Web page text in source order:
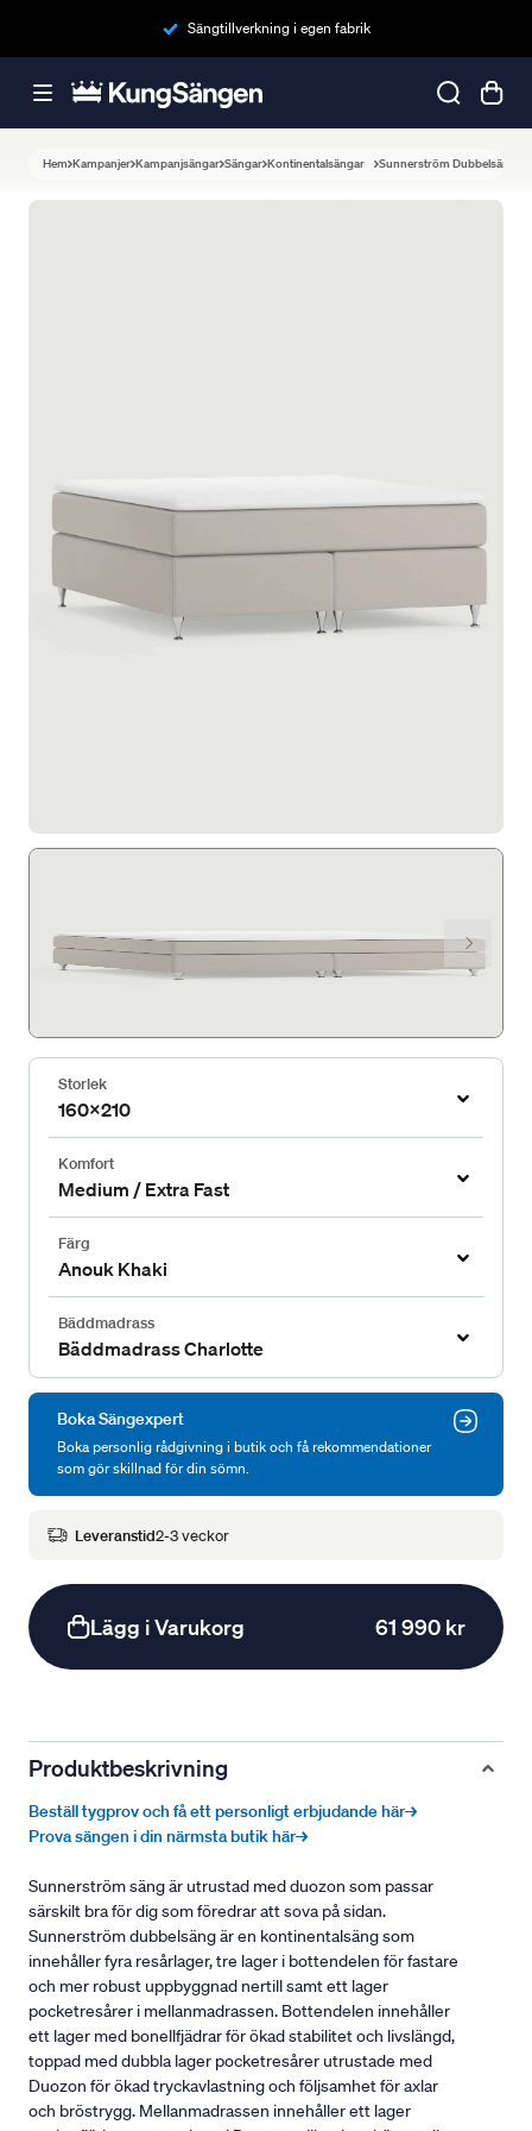
Sängtillverkning i egen fabrik
Hem Kampanjer Kampanjsängar Sängar Kontinentalsängar Sunnerström Dubbelsäng
Storlek
160x210
Komfort
Medium / Extra Fast
Färg
Anouk Khaki
Bäddmadrass
Bäddmadrass Charlotte
Boka Sängexpert
Boka personlig rådgivning i butik och få rekommendationer
som gör skillnad för din sömn.
Leveranstid2-3 veckor
Lägg i Varukorg 61 990 kr
Produktbeskrivning
Beställ tygprov och få ett personligt erbjudande här→
Prova sängen i din närmsta butik här→
Sunnerström säng är utrustad med duozon som passar
särskilt bra för dig som föredrar att sova på sidan.
Sunnerström dubbelsäng är en kontinentalsäng som
innehåller fyra resårlager, tre lager i bottendelen för fastare
och mer robust uppbyggnad nertill samt ett lager
pocketresårer i mellanmadrassen. Bottendelen innehåller
ett lager med bonellfjädrar för ökad stabilitet och livslängd,
toppad med dubbla lager pocketresårer utrustade med
Duozon för ökad tryckavlastning och följsamhet för axlar
och bröstrygg. Mellanmadrassen innehåller ett lager